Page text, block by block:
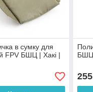
в сумку для
FPV БШЦ | Хакі |
БШЦ
255